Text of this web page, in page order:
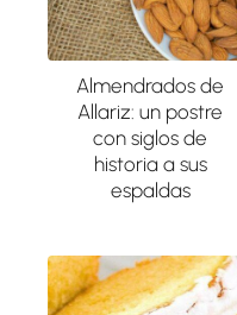
Almendrados de
Allariz: un postre
con siglos de
historia a sus
espaldas